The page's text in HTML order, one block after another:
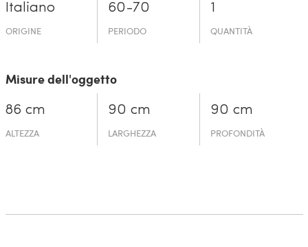
Italiano
ORIGINE
60-70
PERIODO
1
QUANTITÀ
Misure dell'oggetto
86 cm
ALTEZZA
90 cm
LARGHEZZA
90 cm
PROFONDITÀ